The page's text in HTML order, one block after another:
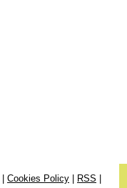
Cookies Policy RSS